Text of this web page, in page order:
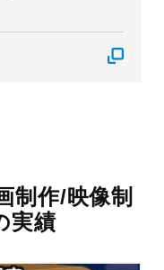
制作/映像制
実績